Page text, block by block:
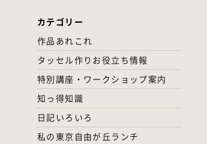
カテゴリー
作品あれこれ
タッセル作りお役立ち情報
特別講座・ワークショップ案内
知っ得知識
日記いろいろ
私の東京自由が丘ランチ